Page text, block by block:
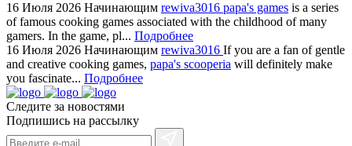
16 Июля 2026 Начинающим rewiva3016 papa's games is a series
of famous cooking games associated with the childhood of many
gamers. In the game, pl... Подробнее
16 Июля 2026 Начинающим rewiva3016 If you are a fan of gentle
and creative cooking games, papa's scooperia will definitely make
you fascinate... Подробнее
Следите за новостями
Подпишись на рассылку